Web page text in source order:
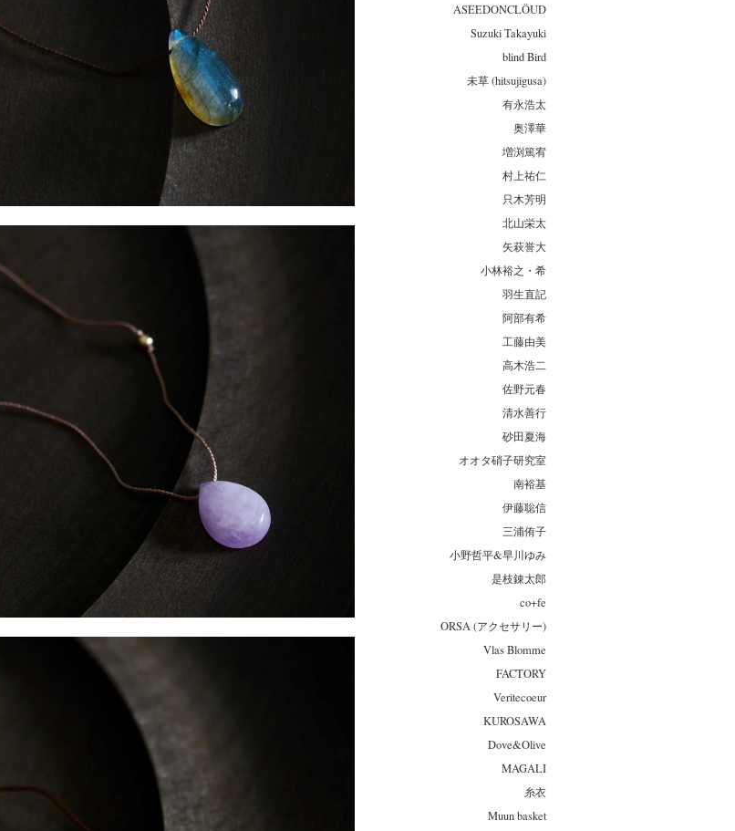
ASEEDONCLÖUD
Suzuki Takayuki
blind Bird
未草 (hitsujigusa)
有永浩太
奥澤華
増渕篤宥
村上祐仁
只木芳明
北山栄太
矢萩誉大
小林裕之・希
羽生直記
阿部有希
工藤由美
高木浩二
佐野元春
清水善行
砂田夏海
オオタ硝子研究室
南裕基
伊藤聡信
三浦侑子
小野哲平&早川ゆみ
是枝錬太郎
co+fe
ORSA (アクセサリー)
Vlas Blomme
FACTORY
Veritecoeur
KUROSAWA
Dove&Olive
MAGALI
糸衣
Muun basket